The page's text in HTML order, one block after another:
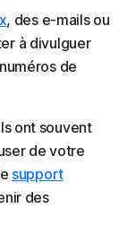
, des e-mails ou
à divulguer
de
ont souvent
de votre
support
des